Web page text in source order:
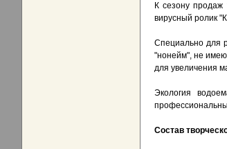
К сезону продаж
вирусный ролик
Специально для
"нонейм", не
для увеличения
Экология
Состав